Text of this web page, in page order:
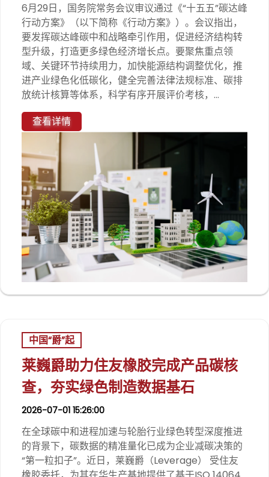
6月29日，国务院常务会议审议通过《“十五五”碳达峰
行动方案》（以下简称《行动方案》）。会议指出，
要发挥碳达峰碳中和战略牵引作用，促进经济结构转
型升级，打造更多绿色经济增长点。要聚焦重点领
域、关键环节持续用力，加快能源结构调整优化，推
进产业绿色化低碳化，健全完善法律法规标准、碳排
放统计核算等体系，科学有序开展评价考核，...
查看详情
中国“爵”起
莱巍爵助力住友橡胶完成产品碳核
查，夯实绿色制造数据基石
2026-07-01 15:26:00
在全球碳中和进程加速与轮胎行业绿色转型深度推进
的背景下，碳数据的精准量化已成为企业减碳决策的
“第一粒扣子”。近日，莱巍爵（Leverage） 受住友